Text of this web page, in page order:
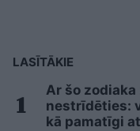
LASĪTĀKIE
Ar šo
nestrīdēties:
kā pamatīgi